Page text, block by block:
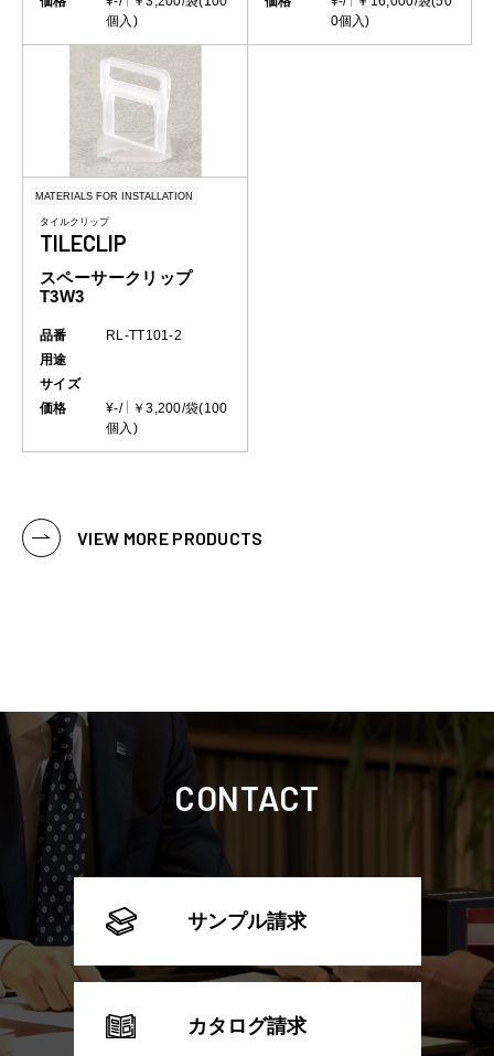
個入)
0個入)
MATERIALS FOR INSTALLATION
タイルクリップ
TILECLIP
スペーサークリップ
T3W3
品番
RL-TT101-2
用途
サイズ
価格
¥-/
￥3,200/袋(100
個入)
VIEW MORE PRODUCTS
CONTACT
サンプル請求
カタログ請求